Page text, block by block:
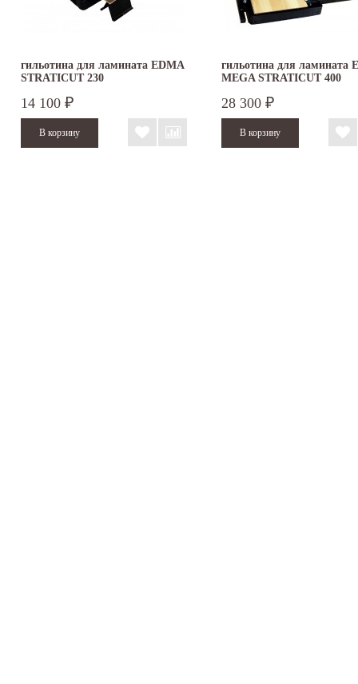
гильотина для ламината EDMA
STRATICUT 230
14 100 ₽
гильотина для ламината
MEGA STRATICUT 400
28 300 ₽